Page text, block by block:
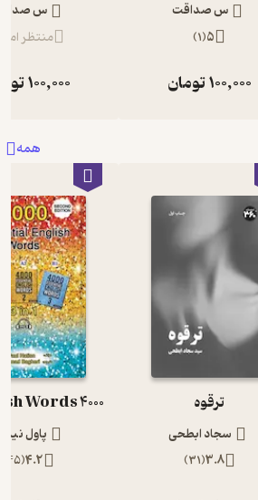
س صداقت
5
(
1
)
100,000تومان
س
منتظر
100,000
همه
ترقوه
سجاد ابطحی
3.8
(
31
)
پاول
4.2
(
45